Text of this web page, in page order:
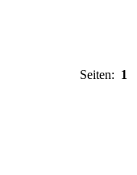
Seiten: 1